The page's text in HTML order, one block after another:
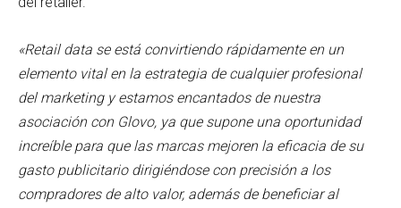
«Retail data se está convirtiendo rápidamente en un
elemento vital en la estrategia de cualquier profesional
del marketing y estamos encantados de nuestra
asociación con Glovo, ya que supone una oportunidad
increíble para que las marcas mejoren la eficacia de su
gasto publicitario dirigiéndose con precisión a los
compradores de alto valor, además de beneficiar al